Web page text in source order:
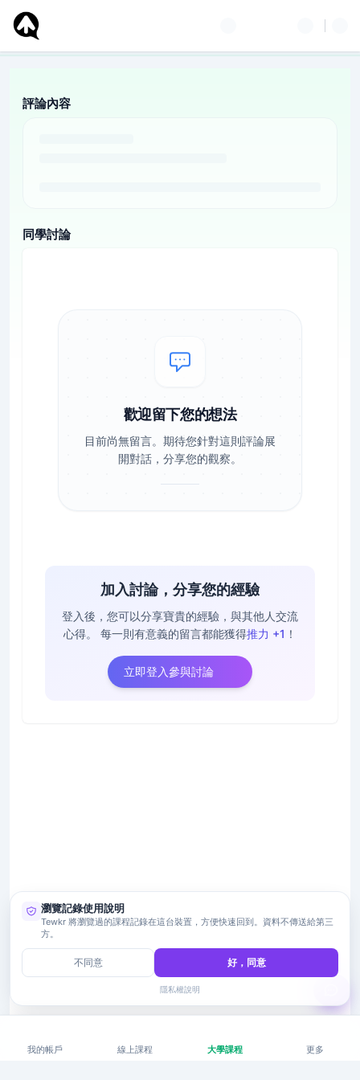
評論內容
同學討論
歡迎留下您的想法
目前尚無留言。期待您針對這則評論展
開對話，分享您的觀察。
加入討論，分享您的經驗
登入後，您可以分享寶貴的經驗，與其他人交流
心得。
每一則有意義的留言都能獲得推力 +1 ！
立即登入參與討論
我的帳戶 線上課程 大學課程 更多
瀏覽記錄使用說明
Tewkr 將瀏覽過的課程記錄在這台裝置，方便快速回到。資料不傳送給第三
方。
不同意 好，同意
隱私權說明